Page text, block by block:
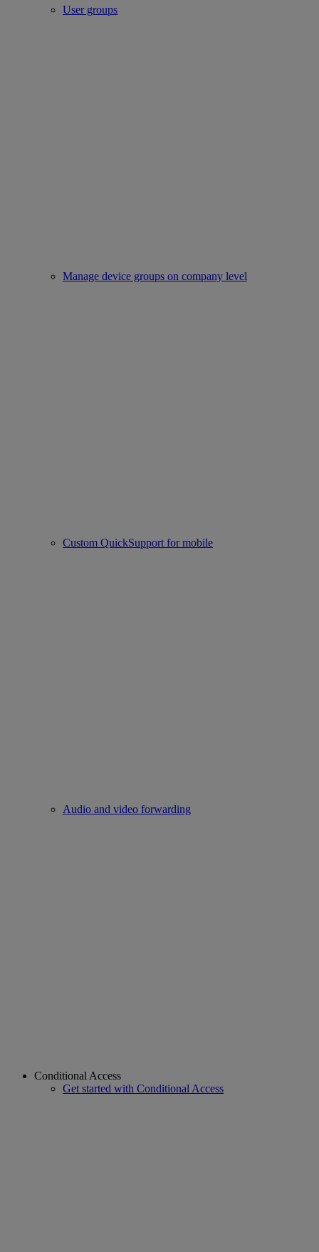
User groups
Manage device groups on company level
Custom QuickSupport for mobile
Audio and video forwarding
Conditional Access
Get started with Conditional Access